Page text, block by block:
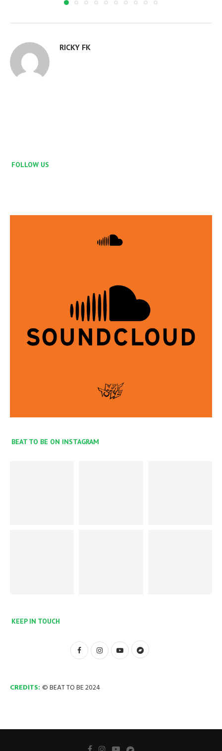
RICKY FK
FOLLOW US
BEAT TO BE ON INSTAGRAM
KEEP IN TOUCH
CREDITS: © BEAT TO BE 2024